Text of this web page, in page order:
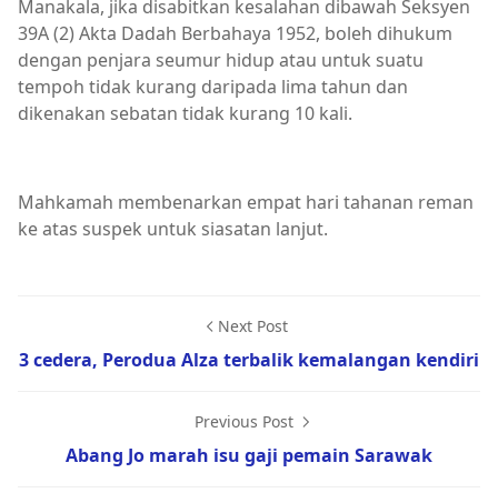
Manakala, jika disabitkan kesalahan dibawah Seksyen
39A (2) Akta Dadah Berbahaya 1952, boleh dihukum
dengan penjara seumur hidup atau untuk suatu
tempoh tidak kurang daripada lima tahun dan
dikenakan sebatan tidak kurang 10 kali.
Mahkamah membenarkan empat hari tahanan reman
ke atas suspek untuk siasatan lanjut.
Next Post
3 cedera, Perodua Alza terbalik kemalangan kendiri
Previous Post
Abang Jo marah isu gaji pemain Sarawak